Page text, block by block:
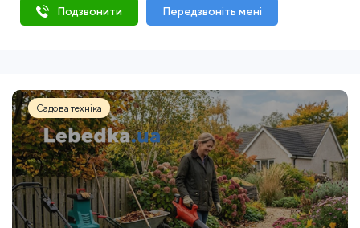
Подзвонити Передзвоніть мені
Садова техніка